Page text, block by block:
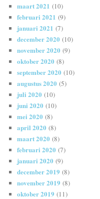
maart 2021 (10)
februari 2021 (9)
januari 2021 (7)
december 2020 (10)
november 2020 (9)
oktober 2020 (8)
september 2020 (10)
augustus 2020 (5)
juli 2020 (10)
juni 2020 (10)
mei 2020 (8)
april 2020 (8)
maart 2020 (8)
februari 2020 (7)
januari 2020 (9)
december 2019 (8)
november 2019 (8)
oktober 2019 (11)